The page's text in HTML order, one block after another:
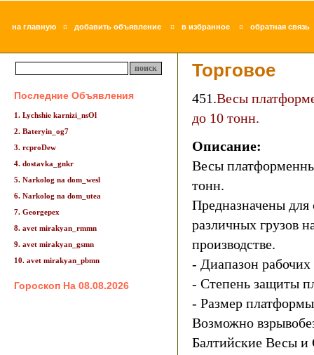
на главную ¤ добавить объявление ¤ в избранное ¤ обратная связь
Последние Объявления
1. Lychshie karnizi_nsOl
2. Bateryin_og7
3. rcproDew
4. dostavka_gnkr
5. Narkolog na dom_wesl
6. Narkolog na dom_utea
7. Georgepex
8. avet mirakyan_rmmn
9. avet mirakyan_gsmn
10. avet mirakyan_pbmn
Гороскоп На 08.08.2026
Торговое
451.Весы
до 10 тонн.
Описание:
Весы
тонн.
Предназначены для
различных грузов
производстве.
- Диапазон
- Степень защиты
- Размер
Возможно
Балтийские Весы